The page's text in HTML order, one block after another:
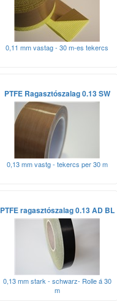
0,11 mm vastag - 30 m-es tekercs
PTFE Ragasztószalag 0.13 SW
0,13 mm vastg - tekercs per 30 m
PTFE ragasztószalag 0.13 AD BL
0,13 mm stark - schwarz- Rolle á 30
m